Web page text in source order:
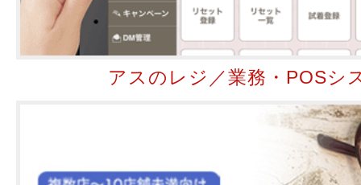
アスのレジ／業務・POSシ